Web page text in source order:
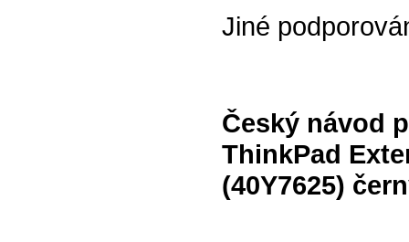
Jiné
Český návod
ThinkPad
(40Y7625)